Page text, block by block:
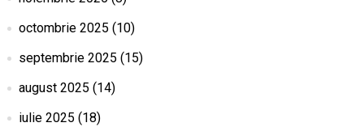
octombrie 2025 (10)
septembrie 2025 (15)
august 2025 (14)
iulie 2025 (18)